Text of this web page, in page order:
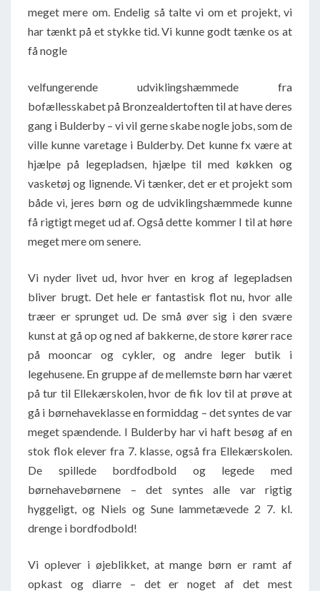
meget mere om. Endelig så talte vi om et projekt, vi
har tænkt på et stykke tid. Vi kunne godt tænke os at
få nogle
velfungerende udviklingshæmmede fra
bofællesskabet på Bronzealdertoften til at have deres
gang i Bulderby – vi vil gerne skabe nogle jobs, som de
ville kunne varetage i Bulderby. Det kunne fx være at
hjælpe på legepladsen, hjælpe til med køkken og
vasketøj og lignende. Vi tænker, det er et projekt som
både vi, jeres børn og de udviklingshæmmede kunne
få rigtigt meget ud af. Også dette kommer I til at høre
meget mere om senere.
Vi nyder livet ud, hvor hver en krog af legepladsen
bliver brugt. Det hele er fantastisk flot nu, hvor alle
træer er sprunget ud. De små øver sig i den svære
kunst at gå op og ned af bakkerne, de store kører race
på mooncar og cykler, og andre leger butik i
legehusene. En gruppe af de mellemste børn har været
på tur til Ellekærskolen, hvor de fik lov til at prøve at
gå i børnehaveklasse en formiddag – det syntes de var
meget spændende. I Bulderby har vi haft besøg af en
stok flok elever fra 7. klasse, også fra Ellekærskolen.
De spillede bordfodbold og legede med
børnehavebørnene – det syntes alle var rigtig
hyggeligt, og Niels og Sune lammetævede 2 7. kl.
drenge i bordfodbold!
Vi oplever i øjeblikket, at mange børn er ramt af
opkast og diarre – det er noget af det mest